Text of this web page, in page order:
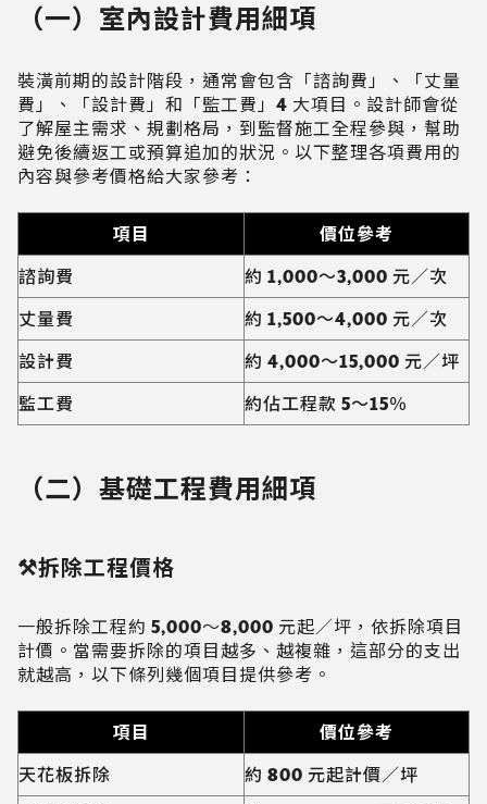
（一）室內設計費用細項
裝潢前期的設計階段，通常會包含「諮詢費」、「丈量
費」、「設計費」和「監工費」4 大項目。設計師會從
了解屋主需求、規劃格局，到監督施工全程參與，幫助
避免後續返工或預算追加的狀況。以下整理各項費用的
內容與參考價格給大家參考：
項目
價位參考
諮詢費
約 1,000～3,000 元／次
丈量費
約 1,500～4,000 元／次
設計費
約 4,000～15,000 元／坪
監工費
約佔工程款 5～15％
（二）基礎工程費用細項
⚒️拆除工程價格
一般拆除工程約 5,000～8,000 元起／坪，依拆除項目
計價。當需要拆除的項目越多、越複雜，這部分的支出
就越高，以下條列幾個項目提供參考。
項目
價位參考
天花板拆除
約 800 元起計價／坪